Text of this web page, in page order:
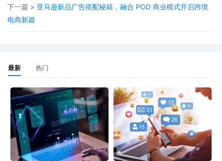
据等前沿技术深度应用，如同魔法师手中的魔杖，重构了电商“人货
场”匹配逻辑。据统计，前三季度主要电商平台平均研发强度达
直播电商等新业态。部分平台通过“远店 + 近场”融合模式，实现商
求。更值得一提的是，技术应用已从消费端延伸至生产端，推动产
业带从代工模式向自主品牌转型。通过柔性供应链与数据分析，中
小商家得以精准捕捉海外市场趋势，实现“小单快反”，缩短研发周
期，提升国际竞争力，宛如在国际市场的海洋中扬起了自信的风
帆。
下一篇 > 亚马逊新品广告搭配秘籍，融合 POD 商业模式开启跨境
电商新篇
最新 热门